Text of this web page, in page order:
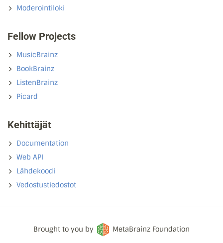
Moderointiloki
Fellow Projects
MusicBrainz
BookBrainz
ListenBrainz
Picard
Kehittäjät
Documentation
Web API
Lähdekoodi
Vedostustiedostot
Brought to you by
MetaBrainz Foundation